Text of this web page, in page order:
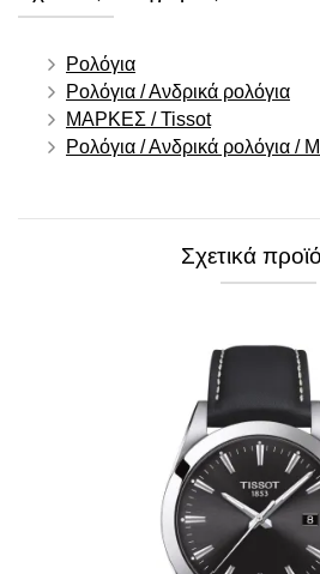
Ρολόγια
Ρολόγια / Ανδρικά ρολόγια
ΜΑΡΚΕΣ / Tissot
Ρολόγια / Ανδρικά ρολόγια /
Σχετικά